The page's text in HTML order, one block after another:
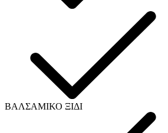
ΒΑΛΣΑΜΙΚΟ ΞΙΔΙ